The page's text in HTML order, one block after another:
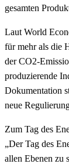
gesamten
Laut World
für mehr als die
der CO2-
produzierende
Dokumentation
neue
Zum Tag des
„Der Tag des
allen Ebenen zu